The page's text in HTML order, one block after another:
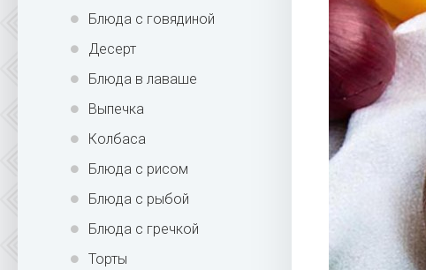
Блюда с говядиной
Десерт
Блюда в лаваше
Выпечка
Колбаса
Блюда с рисом
Блюда с рыбой
Блюда с гречкой
Торты